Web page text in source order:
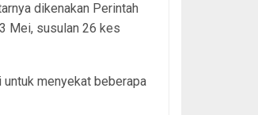
dikenakan Perintah
Mei, susulan 26 kes
menyekat beberapa